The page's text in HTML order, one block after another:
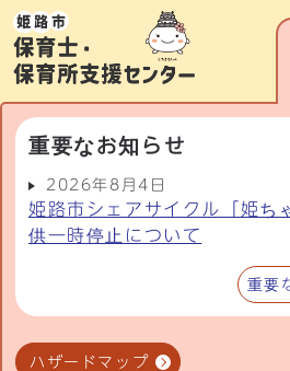
重要なお知らせ
2026年8月4日
姫路市シェアサイクル「姫ち
供一時停止について
重要
ハザードマップ